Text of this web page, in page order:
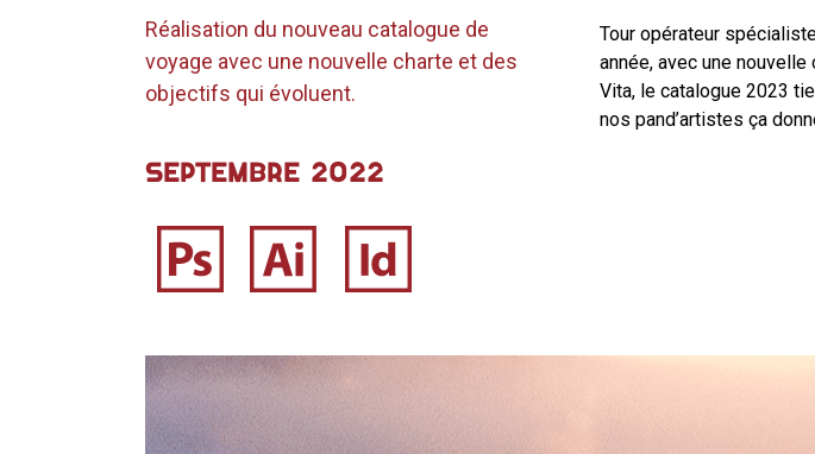
Réalisation du nouveau catalogue de
voyage avec une nouvelle charte et des
objectifs qui évoluent.
Septembre 2022
Tour opérateur
année, avec une
Vita, le catalogue 2023
nos pand’artistes ça